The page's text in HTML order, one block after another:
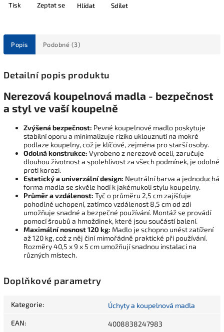
Tisk Zeptat se Hlídat Sdílet
Popis Podobné (3)
Detailní popis produktu
Nerezová koupelnová madla - bezpečnost
a styl ve vaší koupelně
Zvýšená bezpečnost: Pevné koupelnové madlo poskytuje
stabilní oporu a minimalizuje riziko uklouznutí na mokré
podlaze koupelny, což je klíčové, zejména pro starší osoby.
Odolná konstrukce: Vyrobeno z nerezové oceli, zaručuje
dlouhou životnost a spolehlivost za všech podmínek, je odolné
proti korozi.
Estetický a univerzální design: Neutrální barva a jednoduchá
forma madla se skvěle hodí k jakémukoli stylu koupelny.
Průměr a vzdálenost: Tyč o průměru 2,5 cm zajišťuje
pohodlné uchopení, zatímco vzdálenost 8,5 cm od zdi
umožňuje snadné a bezpečné používání. Montáž se provádí
pomocí šroubů a hmoždinek, které jsou součástí balení.
Maximální nosnost 120 kg: Madlo je schopno unést zatížení
až 120 kg, což z něj činí mimořádně praktické při používání.
Rozměry 40,5 x 9 x 5 cm umožňují snadnou instalaci na
různých místech.
Doplňkové parametry
Kategorie: Úchyty a koupelnová madla
EAN: 4008838247983